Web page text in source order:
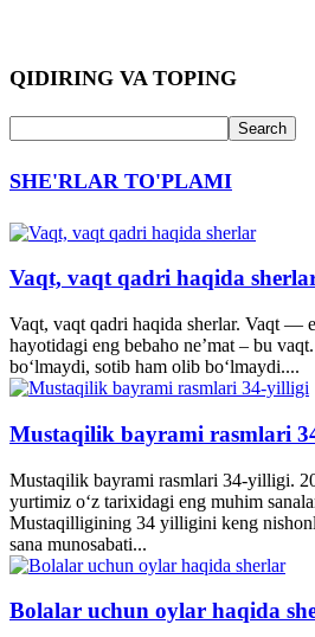
QIDIRING VA TOPING
SHE'RLAR TO'PLAMI
Vaqt, vaqt qadri haqida
Vaqt, vaqt qadri haqida sherlar. Vaqt —
hayotidagi eng bebaho ne’mat – bu
bo‘lmaydi, sotib ham olib bo‘lmaydi....
Mustaqilik bayrami rasmlari
Mustaqilik bayrami rasmlari 34-yilligi.
yurtimiz o‘z tarixidagi eng muhim
Mustaqilligining 34 yilligini keng
sana munosabati...
Bolalar uchun oylar haqida